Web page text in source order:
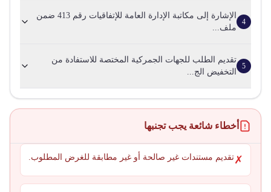
4
الإشارة إلى مكاتبة الإدارة العامة للإتفاقيات رقم 413 ضمن
ملف...
5
تقديم الطلب للجهات الجمركية المختصة للاستفادة من
التخفيض الج...
أخطاء شائعة يجب تجنبها
✗تقديم مستندات غير صالحة أو غير مطابقة للغرض المطلوب.